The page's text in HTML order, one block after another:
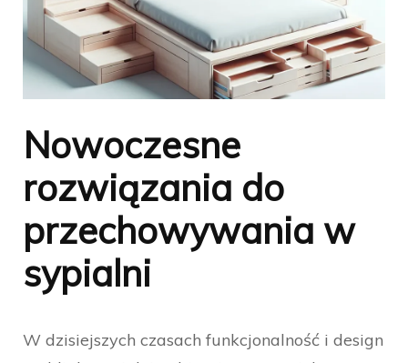
Nowoczesne
rozwiązania do
przechowywania w
sypialni
W dzisiejszych czasach funkcjonalność i design